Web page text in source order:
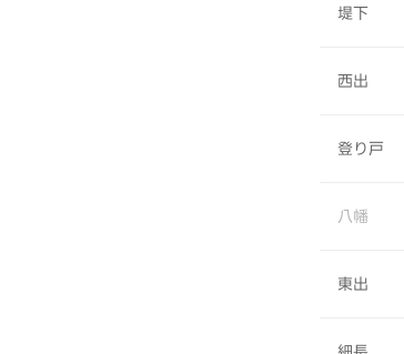
堤下
西出
登り戸
八幡
東出